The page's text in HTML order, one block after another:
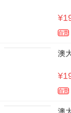
自营
澳
自营
澳